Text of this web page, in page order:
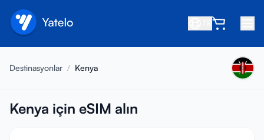
Hakkında
Destinasyonlar / Kenya
Kenya için eSIM alın